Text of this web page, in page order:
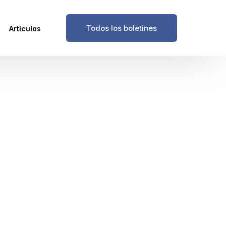
Artículos Todos los boletines